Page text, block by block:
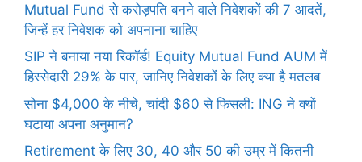
Mutual Fund से करोड़पति बनने वाले निवेशकों की 7 आदतें,
जिन्हें हर निवेशक को अपनाना चाहिए
SIP ने बनाया नया रिकॉर्ड! Equity Mutual Fund AUM में
हिस्सेदारी 29% के पार, जानिए निवेशकों के लिए क्या है मतलब
सोना $4,000 के नीचे, चांदी $60 से फिसली: ING ने क्यों
घटाया अपना अनुमान?
Retirement के लिए 30, 40 और 50 की उम्र में कितनी